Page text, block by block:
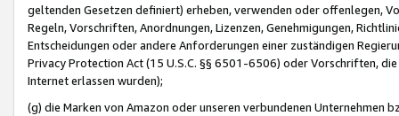
geltenden Gesetzen definiert) erheben, verwenden oder offenlegen,
Regeln, Vorschriften, Anordnungen, Lizenzen, Genehmigungen,
Entscheidungen oder andere Anforderungen einer zuständigen
Privacy Protection Act (15 U.S.C. §§ 6501-6506) oder Vorschriften,
Internet erlassen wurden);
(g) die Marken von Amazon oder unseren verbundenen Unternehmen